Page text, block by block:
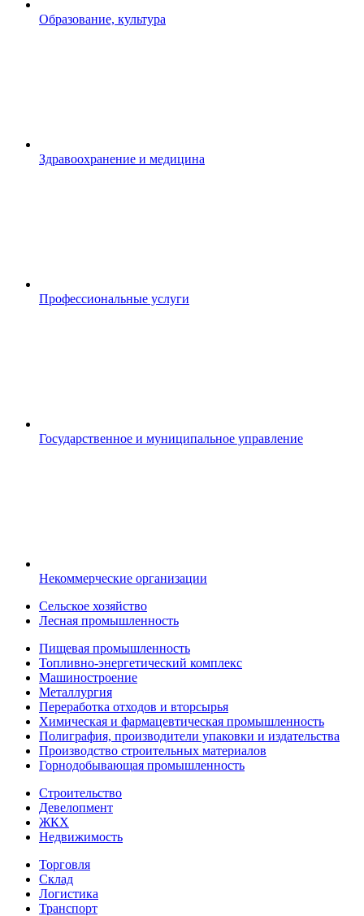
Образование, культура
Здравоохранение и медицина
Профессиональные услуги
Государственное и муниципальное управление
Некоммерческие организации
Сельское хозяйство
Лесная промышленность
Пищевая промышленность
Топливно-энергетический комплекс
Машиностроение
Металлургия
Переработка отходов и вторсырья
Химическая и фармацевтическая промышленность
Полиграфия, производители упаковки и издательства
Производство строительных материалов
Горнодобывающая промышленность
Строительство
Девелопмент
ЖКХ
Недвижимость
Торговля
Склад
Логистика
Транспорт